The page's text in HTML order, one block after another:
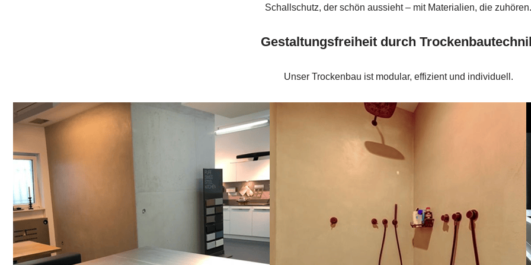
Schallschutz, der schön aussieht – mit Materialien, die zuhören.
Gestaltungsfreiheit durch
Unser Trockenbau ist modular, effizient und individuell.